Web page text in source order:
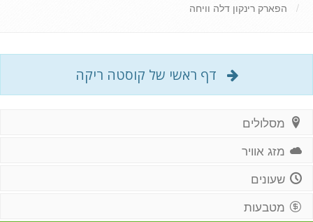
הפארק רינקון דלה וויחה
דף ראשי של קוסטה ריקה
מסלולים
מזג אוויר
שעונים
מטבעות